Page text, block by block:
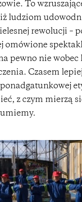
To
ludziom
rewolucji –
omówione
pewno nie wobec
Czasem
z czym mierzą